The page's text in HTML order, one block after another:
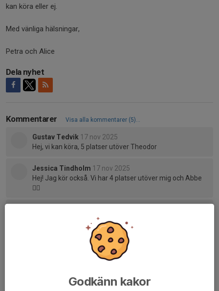
kan köra eller ej.
Med vänliga hälsningar,
Petra och Alice
Dela nyhet
Kommentarer Visa alla kommentarer (5)...
Gustav Tedvik 17 nov 2025
Hej, vi kan köra, 5 platser utöver Theodor
Jessica Tindholm 17 nov 2025
Hej! Jag kör också. Vi har 4 platser utöver mig och Abbe
👍🏼
Perfekt! Då har vi bilar så det räcker. Tack :)
22 nov 2025
Martin har ont i halsen så han får tyvärr hoppa idag:)
Tidigare nyheterGodkänn kakor